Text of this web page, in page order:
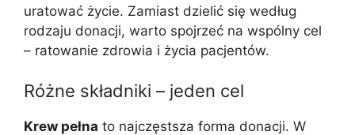
uratować życie. Zamiast dzielić się według
rodzaju donacji, warto spojrzeć na wspólny cel
– ratowanie zdrowia i życia pacjentów.
Różne składniki – jeden cel
Krew pełna to najczęstsza forma donacji. W